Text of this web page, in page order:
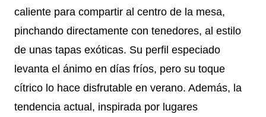
caliente para compartir al centro de la mesa,
pinchando directamente con tenedores, al estilo
de unas tapas exóticas. Su perfil especiado
levanta el ánimo en días fríos, pero su toque
cítrico lo hace disfrutable en verano. Además, la
tendencia actual, inspirada por lugares